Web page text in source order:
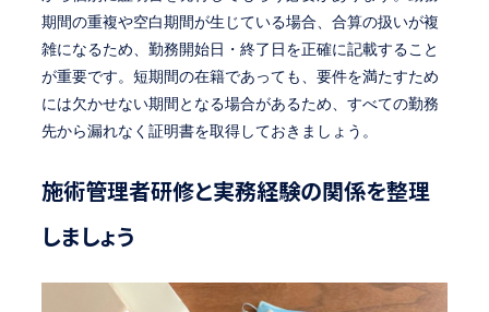
期間の重複や空白期間が生じている場合、合算の扱いが複
雑になるため、勤務開始日・終了日を正確に記載すること
が重要です。短期間の在籍であっても、要件を満たすため
には欠かせない期間となる場合があるため、すべての勤務
先から漏れなく証明書を取得しておきましょう。
施術管理者研修と実務経験の関係を整理
しましょう